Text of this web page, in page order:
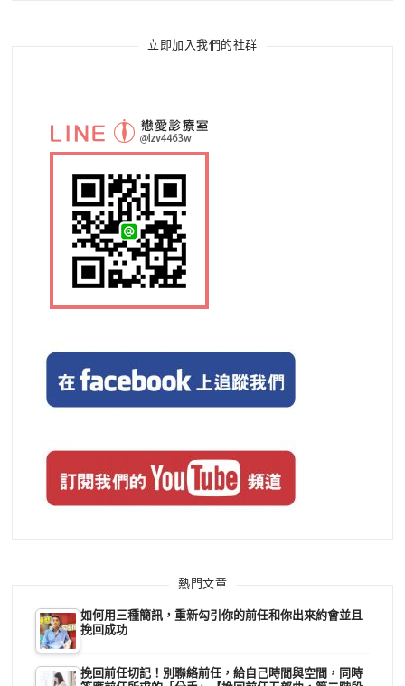
立即加入我們的社群
熱門文章
如何用三種簡訊，重新勾引你的前任和你出來約會並且
挽回成功
挽回前任切記！別聯絡前任，給自己時間與空間，同時